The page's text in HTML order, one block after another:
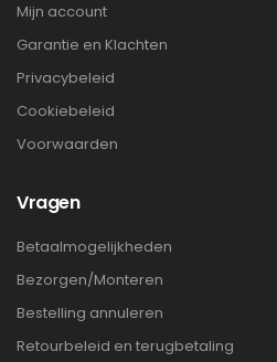
Mijn account
Garantie en Klachten
Privacybeleid
Cookiebeleid
Voorwaarden
Vragen
Betaalmogelijkheden
Bezorgen/Monteren
Bestelling annuleren
Retourbeleid en terugbetaling